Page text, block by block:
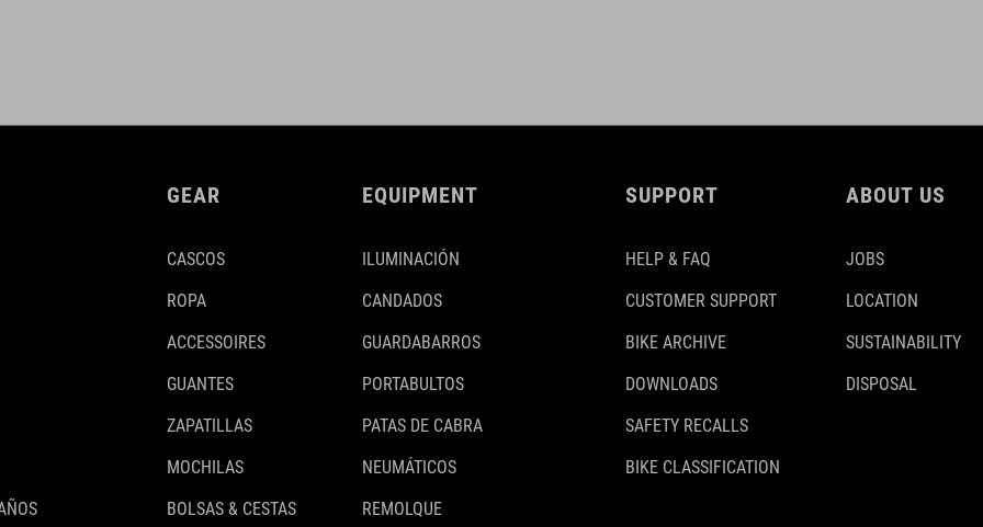
GEAR
CASCOS
ROPA
ACCESSOIRES
GUANTES
ZAPATILLAS
MOCHILAS
BOLSAS & CESTAS
EQUIPMENT
ILUMINACIÓN
CANDADOS
GUARDABARROS
PORTABULTOS
PATAS DE CABRA
NEUMÁTICOS
REMOLQUE
SUPPORT
HELP & FAQ
CUSTOMER SUPPORT
BIKE ARCHIVE
DOWNLOADS
SAFETY RECALLS
BIKE CLASSIFICATION
ABOUT US
JOBS
LOCATION
SUSTAINABILITY
DISPOSAL